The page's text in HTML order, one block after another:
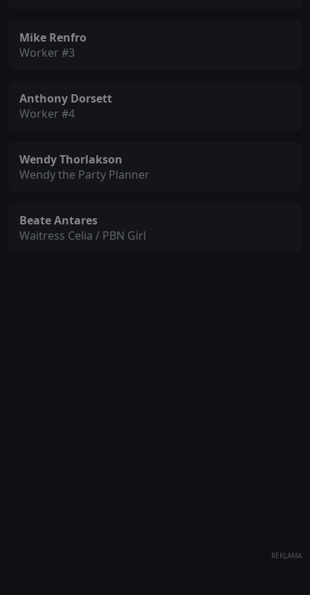
Mike Renfro
Worker #3
Anthony Dorsett
Worker #4
Wendy Thorlakson
Wendy the Party Planner
Beate Antares
Waitress Celia / PBN Girl
REKLAMA